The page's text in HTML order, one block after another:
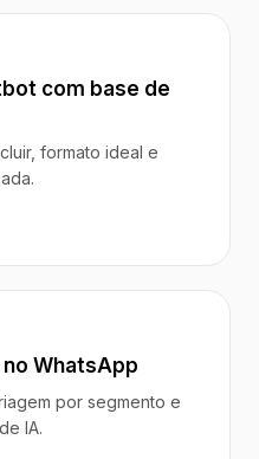
com base de
formato ideal e
WhatsApp
por segmento e
IA.